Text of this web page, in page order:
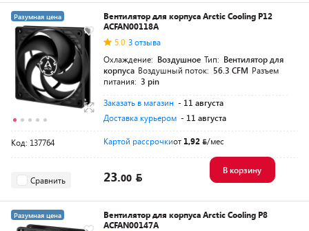
Разумная цена
Вентилятор для корпуса Arctic Cooling P12
ACFAN00118A
5.0 3 отзыва
Охлаждение: Воздушное Тип: Вентилятор для
корпуса Воздушный поток: 56.3 CFM Разъем
питания: 3 pin
Заказать в магазин - 11 августа
Доставка курьером - 11 августа
Код: 137764 Картой рассрочкиот 1,92 /мес
Сравнить 23.00
В корзину
Разумная цена
Вентилятор для корпуса Arctic Cooling P8
ACFAN00147A